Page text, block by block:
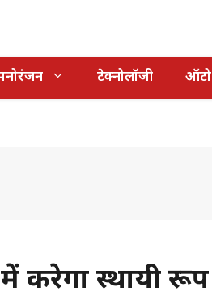
टेक्नोलॉजी ऑटो
करेगा स्थायी रूप